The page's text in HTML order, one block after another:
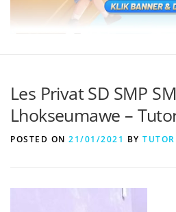
Les Privat SD SMP
Lhokseumawe –
POSTED ON 21/01/2021 BY